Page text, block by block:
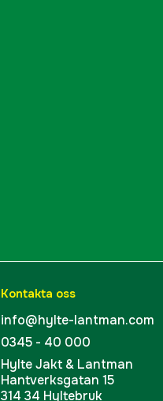
Kontakta oss
info@hylte-lantman.com
0345 - 40 000
Hylte Jakt & Lantman
Hantverksgatan 15
314 34 Hyltebruk